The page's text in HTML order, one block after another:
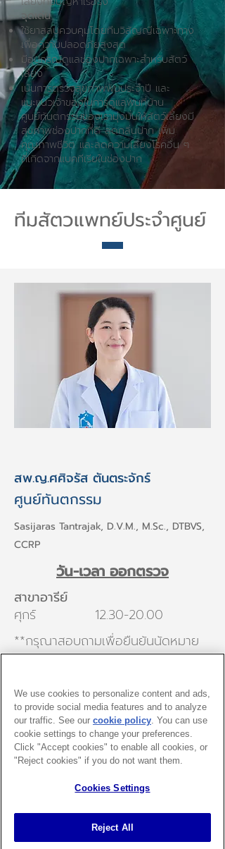
จุดเด่น
ใช้ยาสลบควบคุมโดยทีมวิสัญญีเฉพาะทาง
เพื่อความปลอดภัยสูงสุด
มีอุปกรณ์ดูแลช่องปากเฉพาะสำหรับสัตว์
เลี้ยง
เน้นการตรวจสุขภาพฟันประจำปี และ
แนะแนวเจ้าของในการดูแลฟันที่บ้าน
ศูนย์ทันตกรรมของเรามุ่งมั่นให้สัตว์เลี้ยงมี
สุขภาพช่องปากที่ดี ลดกลิ่นปาก เพิ่ม
คุณภาพชีวิต และลดความเสี่ยงโรคอื่น ๆ
ที่เกิดจากแบคทีเรียในช่องปาก
ทีมสัตวแพทย์ประจำศูนย์
สพ.ญ.ศศิจรัส ตันตระจักร์
ศูนย์ทันตกรรม
Sasijaras Tantrajak, D.V.M., M.Sc., DTBVS,
CCRP
วัน-เวลา ออกตรวจ
สาขาอารีย์
ศุกร์ 12.30-20.00
**กรุณาสอบถามเพื่อยืนยันนัดหมาย
ก่อนเข้าพบ**
We use cookies to personalize content and ads,
to provide social media features and to analyze
our traffic. See our cookie policy(opens in a
new tab)
. You can use
cookie settings to change your preferences.
Click "Accept cookies" to enable all cookies, or
"Reject cookies" if you do not want them.
Cookies Settings
Reject All